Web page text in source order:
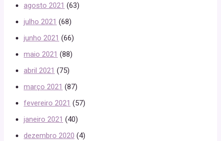
agosto 2021 (63)
julho 2021 (68)
junho 2021 (66)
maio 2021 (88)
abril 2021 (75)
março 2021 (87)
fevereiro 2021 (57)
janeiro 2021 (40)
dezembro 2020 (4)